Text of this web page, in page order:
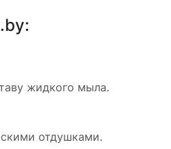
жидкого мыла.
отдушками.